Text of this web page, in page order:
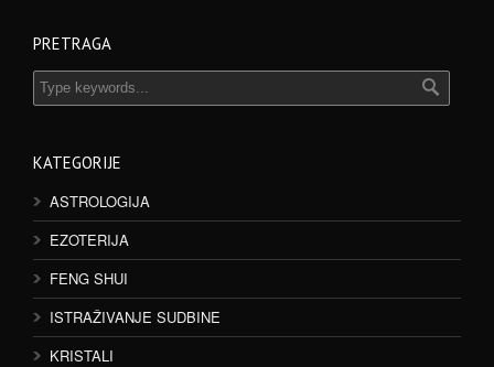
PRETRAGA
KATEGORIJE
ASTROLOGIJA
EZOTERIJA
FENG SHUI
ISTRAŽIVANJE SUDBINE
KRISTALI